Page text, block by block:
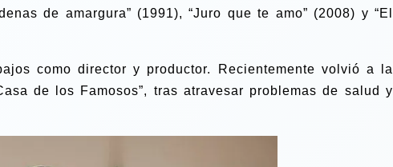
de amargura” (1991), “Juro que te amo” (2008) y “El
como director y productor. Recientemente volvió a la
de los Famosos”, tras atravesar problemas de salud y